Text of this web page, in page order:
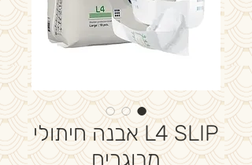
L4 SLIP אבנה חיתולי
מבוגרים